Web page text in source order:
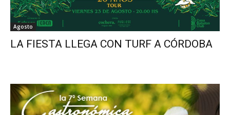
Agosto
LA FIESTA LLEGA CON TURF A CÓRDOBA